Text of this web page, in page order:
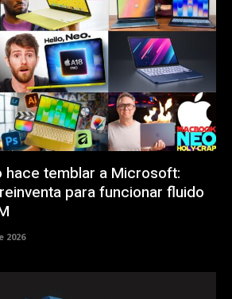
hace temblar a Microsoft:
para funcionar fluido
2026